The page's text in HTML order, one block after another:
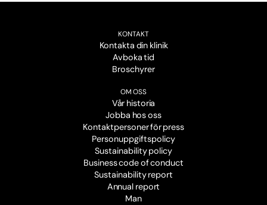
KONTAKT
Kontakta din klinik
Avboka tid
Broschyrer
OM OSS
Vår historia
Jobba hos oss
Kontaktpersoner för press
Personuppgiftspolicy
Sustainability policy
Business code of conduct
Sustainability report
Annual report
Man